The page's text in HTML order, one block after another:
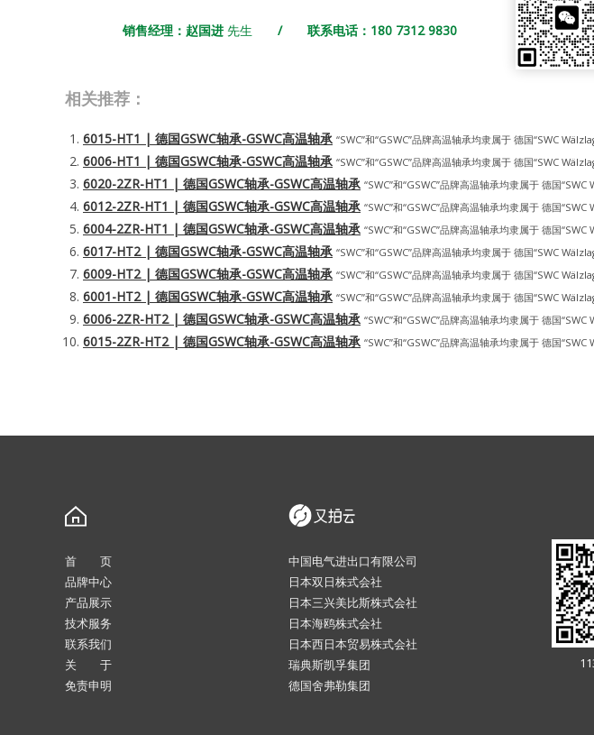
销售经理：赵国进先生 / 联系电话：180 7312 9830
相关推荐：
6015-HT1 | 德国GSWC轴承-GSWC高温轴承 “SWC”和“GSWC”品牌高温轴承均隶属于 德国“SWC
6006-HT1 | 德国GSWC轴承-GSWC高温轴承 “SWC”和“GSWC”品牌高温轴承均隶属于 德国“SWC
6020-2ZR-HT1 | 德国GSWC轴承-GSWC高温轴承 “SWC”和“GSWC”品牌高温轴承均隶属于 德国
6012-2ZR-HT1 | 德国GSWC轴承-GSWC高温轴承 “SWC”和“GSWC”品牌高温轴承均隶属于 德国
6004-2ZR-HT1 | 德国GSWC轴承-GSWC高温轴承 “SWC”和“GSWC”品牌高温轴承均隶属于 德国
6017-HT2 | 德国GSWC轴承-GSWC高温轴承 “SWC”和“GSWC”品牌高温轴承均隶属于 德国“SWC
6009-HT2 | 德国GSWC轴承-GSWC高温轴承 “SWC”和“GSWC”品牌高温轴承均隶属于 德国“SWC
6001-HT2 | 德国GSWC轴承-GSWC高温轴承 “SWC”和“GSWC”品牌高温轴承均隶属于 德国“SWC
6006-2ZR-HT2 | 德国GSWC轴承-GSWC高温轴承 “SWC”和“GSWC”品牌高温轴承均隶属于 德国
6015-2ZR-HT2 | 德国GSWC轴承-GSWC高温轴承 “SWC”和“GSWC”品牌高温轴承均隶属于 德国
首 页
品牌中心
产品展示
技术服务
联系我们
关 于
免责申明
中国电气进出口有限公司
日本双日株式会社
日本三兴美比斯株式会社
日本海鸥株式会社
日本西日本贸易株式会社
瑞典斯凯孚集团
德国舍弗勒集团